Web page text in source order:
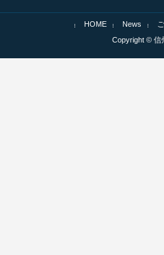
HOME News
Copyright © 信